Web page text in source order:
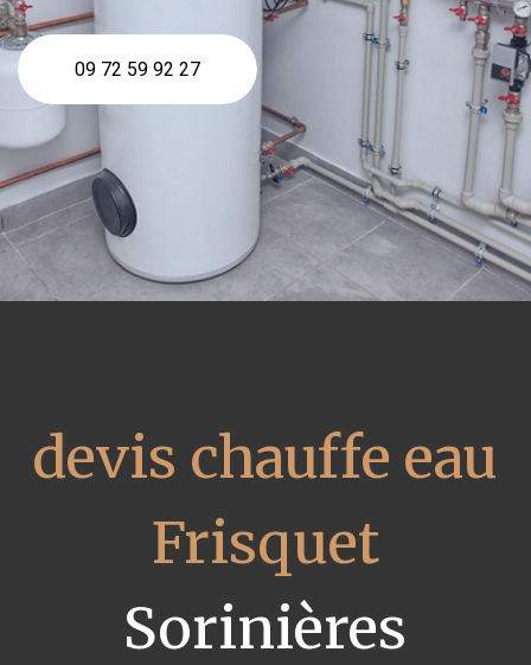
09 72 59 92 27
devis chauffe eau
Frisquet
Sorinières